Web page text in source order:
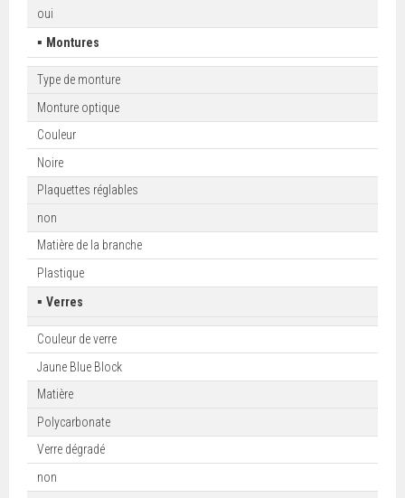
oui
▪ Montures
Type de monture
Monture optique
Couleur
Noire
Plaquettes réglables
non
Matière de la branche
Plastique
▪Verres
Couleur de verre
Jaune Blue Block
Matière
Polycarbonate
Verre dégradé
non